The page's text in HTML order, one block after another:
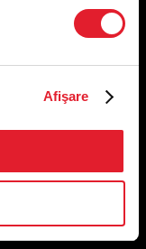
Afişare